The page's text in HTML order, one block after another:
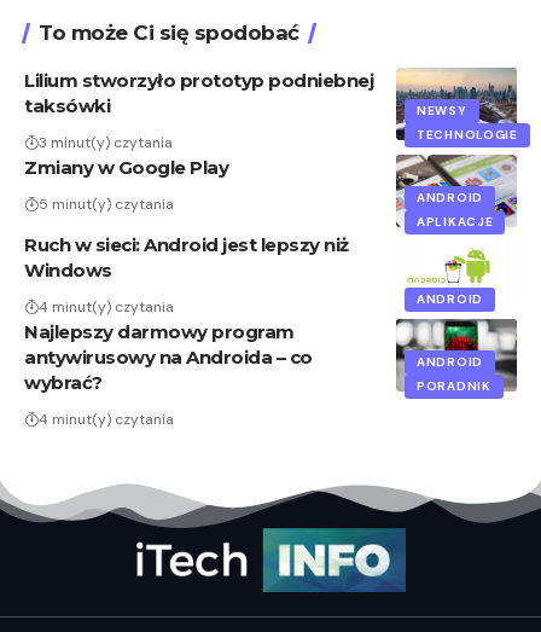
To może Ci się spodobać
NEWSY
TECHNOLOGIE
Lilium stworzyło prototyp podniebnej
taksówki
3 minut(y) czytania
ANDROID
APLIKACJE
Zmiany w Google Play
5 minut(y) czytania
ANDROID
Ruch w sieci: Android jest lepszy niż
Windows
4 minut(y) czytania
ANDROID
PORADNIK
Najlepszy darmowy program
antywirusowy na Androida – co
wybrać?
4 minut(y) czytania